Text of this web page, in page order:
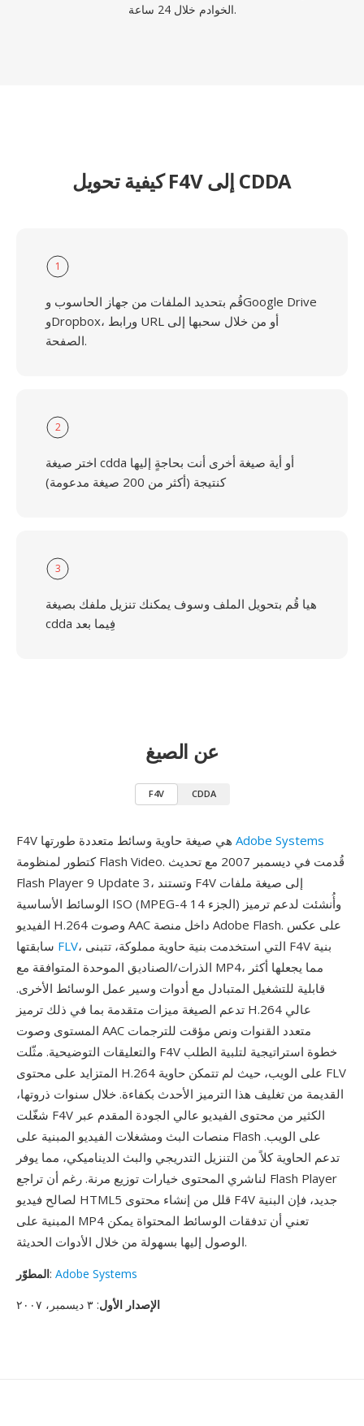
الخوادم خلال 24 ساعة.
كيفية تحويل F4V إلى CDDA
1
قُم بتحديد الملفات من جهاز الحاسوب وGoogle Drive
وDropbox، ورابط URL أو من خلال سحبها إلى
الصفحة.
2
اختر صيغة cdda أو أية صيغة أخرى أنت بحاجةٍ إليها
كنتيجة (أكثر من 200 صيغة مدعومة)
3
هيا قُم بتحويل الملف وسوف يمكنك تنزيل ملفك بصيغة
cdda فِيما بعد
عن الصيغ
F4V CDDA
Adobe Systems
كتطور لمنظومة Flash Video. قُدمت في ديسمبر 2007 مع تحديث
Flash Player 9 Update 3، وتستند F4V إلى صيغة ملفات
الوسائط الأساسية ISO (MPEG-4 الجزء 14) وأُنشئت لدعم ترميز
الفيديو H.264 وصوت AAC داخل منصة Adobe Flash. على عكس
FLV، التي استخدمت بنية حاوية مملوكة، تتبنى F4V بنية
الذرات/الصناديق الموحدة المتوافقة مع MP4، مما يجعلها أكثر
قابلية للتشغيل المتبادل مع أدوات وسير عمل الوسائط الأخرى.
تدعم الصيغة ميزات متقدمة بما في ذلك ترميز H.264 عالي
المستوى وصوت AAC متعدد القنوات ونص مؤقت للترجمات
والتعليقات التوضيحية. مثّلت F4V خطوة استراتيجية لتلبية الطلب
المتزايد على محتوى H.264 على الويب، حيث لم تتمكن حاوية FLV
القديمة من تغليف هذا الترميز الأحدث بكفاءة. خلال سنوات ذروتها،
شغّلت F4V الكثير من محتوى الفيديو عالي الجودة المقدم عبر
منصات البث ومشغلات الفيديو المبنية على Flash على الويب.
تدعم الحاوية كلاً من التنزيل التدريجي والبث الديناميكي، مما يوفر
لناشري المحتوى خيارات توزيع مرنة. رغم أن تراجع Flash Player
لصالح فيديو HTML5 قلل من إنشاء محتوى F4V جديد، فإن البنية
المبنية على MP4 تعني أن تدفقات الوسائط المحتواة يمكن
الوصول إليها بسهولة من خلال الأدوات الحديثة.
المطوّر: Adobe Systems
الإصدار الأول: ٣ ديسمبر، ٢٠٠٧